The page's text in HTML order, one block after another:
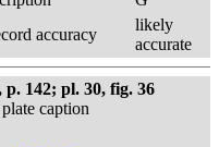
accuracy
likely
accurate
142; pl. 30, fig. 36
caption